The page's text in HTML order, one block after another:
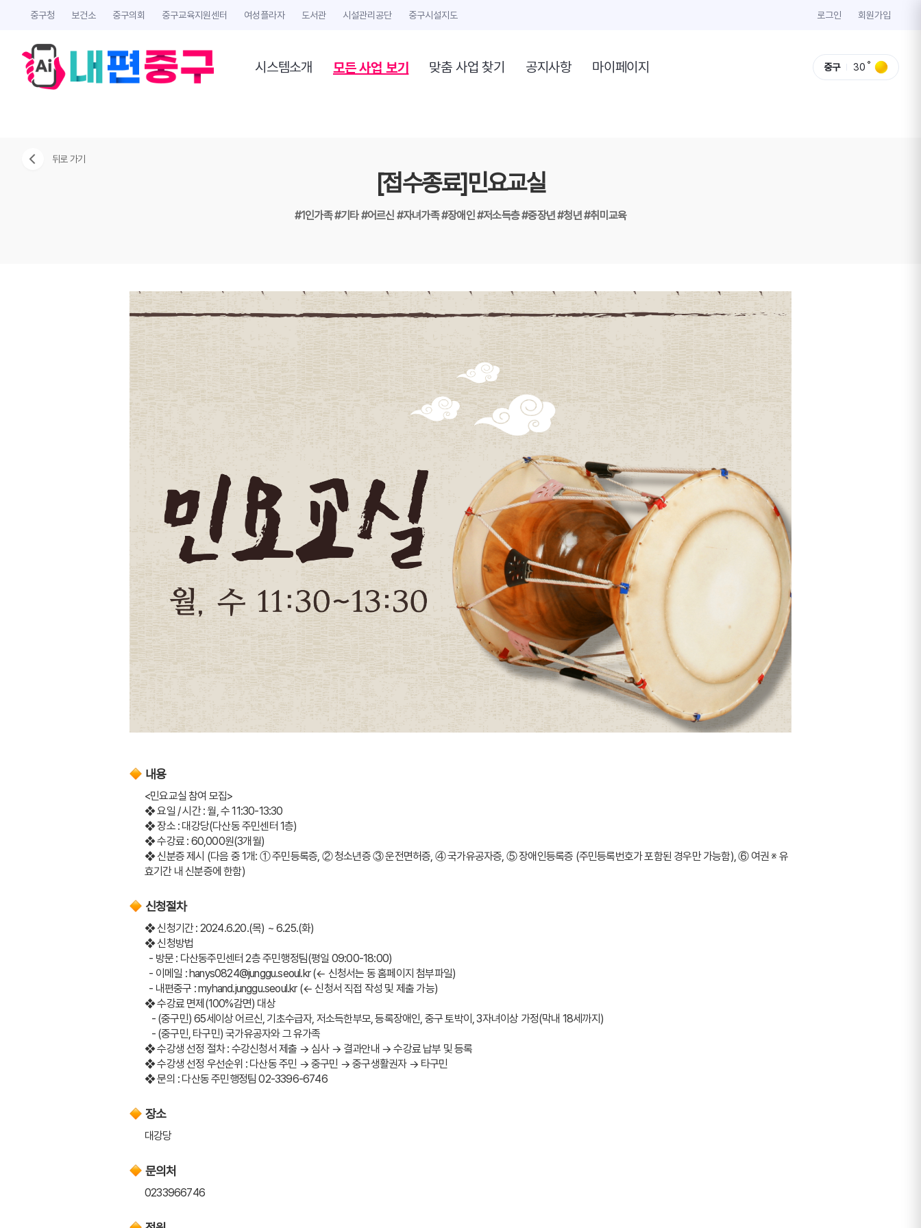
중구청 보건소 중구의회 중구교육지원센터 여성플라자 도서관 시설관리공단 중구시설지도 로그인 회원가입
시스템소개 모든 사업 보기 맞춤 사업 찾기 공지사항 마이페이지 중구 30
뒤로 가기
[접수종료]민요교실
#1인가족#기타#어르신#자녀가족#장애인#저소득층#중장년#청년#취미교육
내용
<민요교실 참여 모집>
❖ 요일 / 시간 : 월, 수 11:30-13:30
❖ 장소 : 대강당(다산동 주민센터 1층)
❖ 수강료 : 60,000원(3개월)
❖ 신분증 제시 (다음 중 1개: ① 주민등록증, ② 청소년증 ③ 운전면허증, ④ 국가유공자증, ⑤ 장애인등록증 (주민등록번호가 포함된 경우만 가능함), ⑥ 여권 ※ 유
효기간 내 신분증에 한함)
신청절차
❖ 신청기간 : 2024.6.20.(목) ~ 6.25.(화)
❖ 신청방법
  - 방문 : 다산동주민센터 2층 주민행정팀(평일 09:00-18:00)
  - 이메일 : hanys0824@junggu.seoul.kr (← 신청서는 동 홈페이지 첨부파일)
  - 내편중구 : myhand.junggu.seoul.kr (← 신청서 직접 작성 및 제출 가능)
❖ 수강료 면제(100%감면) 대상
   - (중구민) 65세이상 어르신, 기초수급자, 저소득한부모, 등록장애인, 중구 토박이, 3자녀이상 가정(막내 18세까지)
   - (중구민, 타구민) 국가유공자와 그 유가족
❖ 수강생 선정 절차 : 수강신청서 제출 → 심사 → 결과안내 → 수강료 납부 및 등록
❖ 수강생 선정 우선순위 : 다산동 주민 → 중구민 → 중구생활권자 → 타구민
❖ 문의 : 다산동 주민행정팀 02-3396-6746
장소
대강당
문의처
0233966746